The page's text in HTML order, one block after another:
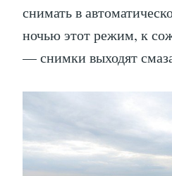
снимать в
ночью этот режим, к
— снимки выходят